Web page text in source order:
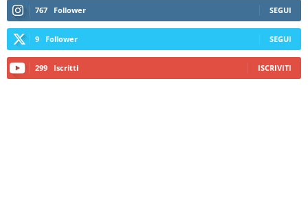
767 Follower SEGUI
9 Follower SEGUI
299 Iscritti ISCRIVITI